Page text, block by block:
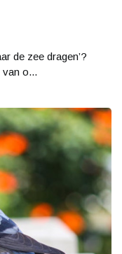
de zee dragen’?
van o...